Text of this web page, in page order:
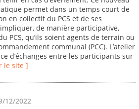
permet dans un temps court de
en collectif du PCS et de ses
de manière participative,
PCS, qu’ils soient agents de terrain ou
communal (PCC). L’atelier
d’échanges entre les participants sur
le site ]
12/2022